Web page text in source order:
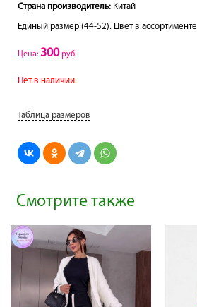
Страна производитель: Китай
Единый размер (44-52). Цвет в ассортименте
Цена: 300руб
Нет в наличии.
Таблица размеров
Смотрите также